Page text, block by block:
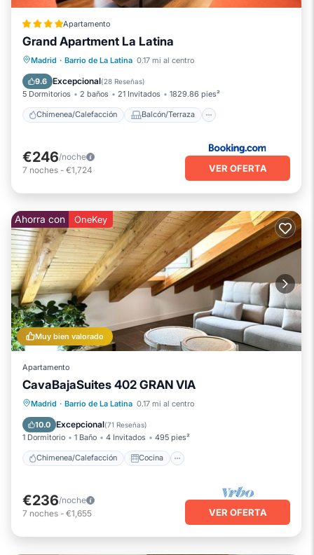
Apartamento
Grand Apartment La Latina
Madrid · Barrio de La Latina 0.17 mi al centro
9.6 Excepcional(28 Reseñas)
5 Dormitorios 2 baños 21 Invitados 1829.86 pies²
Chimenea/Calefacción Balcón/Terraza
Chimenea/Calefacción
Balcón/Terraza
Aire acondicionado
€246/noche
7 noches - €1,724 VER OFERTA
Muy bien valorado
Ahorra con OneKey
Apartamento
CavaBajaSuites 402 GRAN VIA
Madrid · Barrio de La Latina 0.17 mi al centro
10.0 Excepcional(71 Reseñas)
1 Dormitorio 1 Baño 4 Invitados 495 pies²
Chimenea/Calefacción Cocina
Chimenea/Calefacción
Cocina
Aire acondicionado
€236/noche
7 noches - €1,655 VER OFERTA